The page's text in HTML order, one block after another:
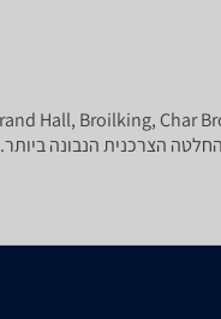
הצרכנית הנבונה ביותר.